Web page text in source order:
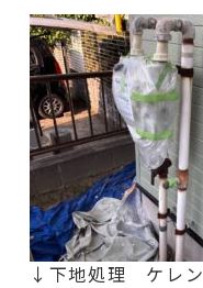
↓下地処理 ケレン